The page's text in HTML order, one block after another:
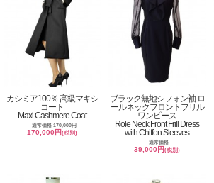
カシミア100％ 高級マキシ
コート
Maxi Cashmere Coat
通常価格 170,000円
170,000円(税別)
ブラック無地シフォン袖 ロ
ールネックフロントフリル
ワンピース
Role Neck Front Frill Dress
with Chiffon Sleeves
通常価格
39,000円(税別)